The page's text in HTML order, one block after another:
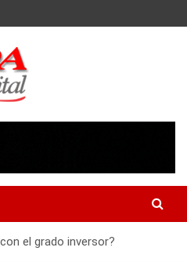
el grado inversor?